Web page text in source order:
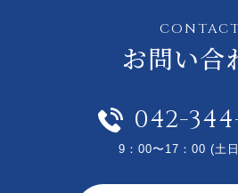
CONTACT
お問い合
042-
9：00〜17：00 (土